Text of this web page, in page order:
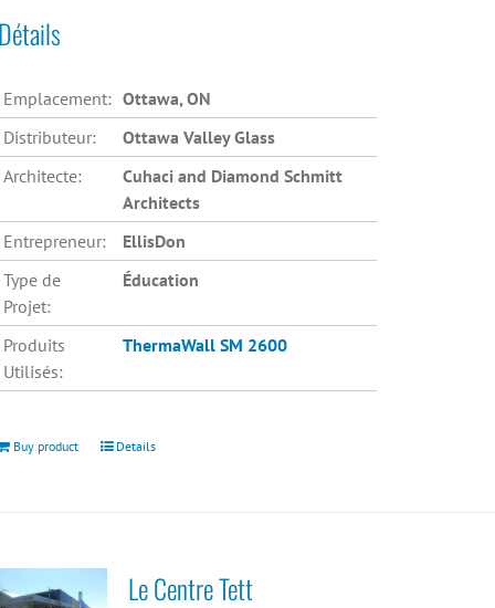
Emplacement: Ottawa, ON
Distributeur:
Ottawa Valley Glass
Architecte:
Cuhaci and Diamond Schmitt
Architects
Entrepreneur:
EllisDon
Type de
Projet:
Éducation
Produits
Utilisés:
ThermaWall SM 2600
Buy product Details
Le Centre Tett